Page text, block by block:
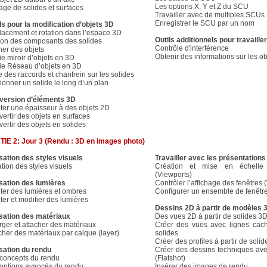
de solides et surfaces
pour la modification d’objets 3D
et rotation dans l’espace 3D
des composants des solides
des objets
miroir d’objets en 3D
Réseau d’objets en 3D
des raccords et chanfrein sur les solides
un solide le long d’un plan
d’éléments 3D
une épaisseur à des objets 2D
des objets en surfaces
des objets en solides
Les options X, Y et Z du SCU
Travailler avec de multiples SCUs
Enregistrer le SCU par un nom
Outils additionnels pour
Contrôle d'interférence
Obtenir des informations sur les
2: Jour 3 (Rendu : 3D en images photo)
des styles visuels
des styles visuels
des lumières
des lumières et ombres
et modifier des lumières
des matériaux
et attacher des matériaux
des matériaux par calque (layer)
du rendu
du rendu
Travailler avec les
Création et mise en échelle
(Viewports)
Contrôler l’affichage des fenêtres
Configurer un ensemble de
Dessins 2D à partir de modèles
Des vues 2D à partir de solides 3D
Créer des vues avec lignes
solides
Créer des profiles à partir de
Créer des dessins techniques
(Flatshot)